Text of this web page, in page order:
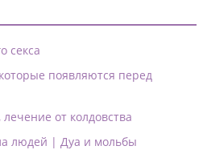
секса
появляются перед
от колдовства
людей | Дуа и мольбы